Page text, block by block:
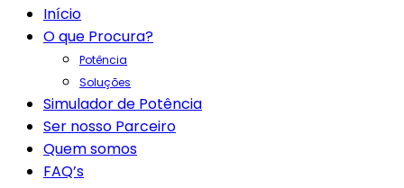
Início
O que Procura?
Potência
Soluções
Simulador de Potência
Ser nosso Parceiro
Quem somos
FAQ’s